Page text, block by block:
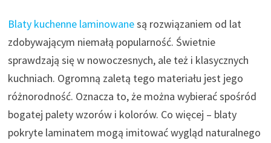
Blaty kuchenne laminowanesą rozwiązaniem od lat
zdobywającym niemałą popularność. Świetnie
sprawdzają się w nowoczesnych, ale też i klasycznych
kuchniach. Ogromną zaletą tego materiału jest jego
różnorodność. Oznacza to, że można wybierać spośród
bogatej palety wzorów i kolorów. Co więcej – blaty
pokryte laminatem mogą imitować wygląd naturalnego